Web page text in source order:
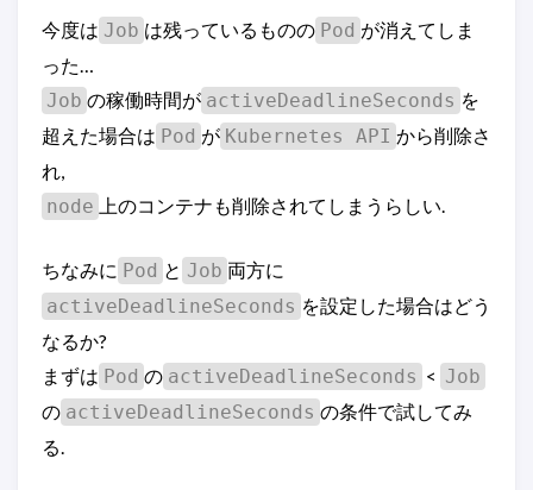
今度は Job は残っているものの Pod が消えてしま
った…
Job の稼働時間が activeDeadlineSeconds を
超えた場合は Pod が Kubernetes API から削除さ
れ,
node
上のコンテナも削除されてしまうらしい.
ちなみに Pod と Job 両方に
activeDeadlineSeconds を設定した場合はどう
なるか?
まずは Pod の activeDeadlineSeconds < Job
の activeDeadlineSeconds の条件で試してみ
る.